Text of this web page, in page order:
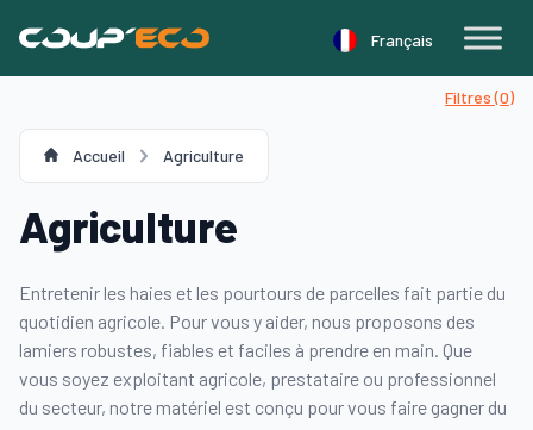
Français
Filtres (0)
Accueil Agriculture
Agriculture
Entretenir les haies et les pourtours de parcelles fait partie du
quotidien agricole. Pour vous y aider, nous proposons des
lamiers robustes, fiables et faciles à prendre en main. Que
vous soyez exploitant agricole, prestataire ou professionnel
du secteur, notre matériel est conçu pour vous faire gagner du